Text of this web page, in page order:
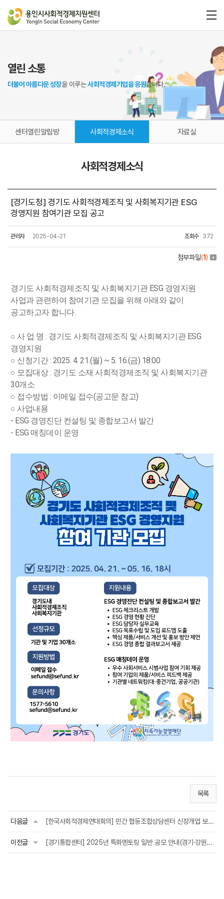
열린 소통
더불어 아름다운 성장을 이루는사회적경제기업을 응원합니다.
센터열린알림방 사회적경제소식 자료실
사회적경제소식
[경기도청] 경기도 사회적경제조직 및 사회복지기관 ESG
경영지원 참여기관 모집 공고
관리자 2025-04-21 조회수 372
첨부파일(1)
경기도 사회적경제조직 및 사회복지기관 ESG 경영지원
사업과 관련하여 참여기관 모집을 위해 아래와 같이
공고하고자 합니다.
○ 사 업 명 : 경기도 사회적경제조직 및 사회복지기관 ESG
경영지원
○ 신청기간 : 2025. 4. 21.(월) ~ 5. 16.(금) 18:00
○ 모집대상 : 경기도 소재 사회적경제조직 및 사회복지기관
30개소
○ 접수방법 : 이메일 접수(공고문 참고)
○ 사업내용
- ESG 경영진단 컨설팅 및 종합보고서 발간
- ESG 매칭데이 운영
목록
다음글 [한국사회적경제연대회의] 민간 협동조합상담센터 신장개업 보고회
이전글 [경기통합센터] 2025년 특화멘토링 일반 공모 안내(경기·강원 권역, ~5.16.)